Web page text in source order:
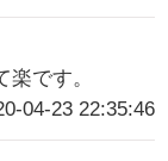
です。
04-23 22:35:46